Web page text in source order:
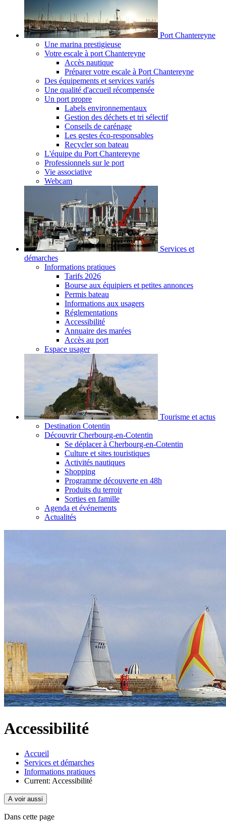
Port Chantereyne
Une marina prestigieuse
Votre escale à port Chantereyne
Accès nautique
Préparer votre escale à Port Chantereyne
Des équipements et services variés
Une qualité d'accueil récompensée
Un port propre
Labels environnementaux
Gestion des déchets et tri sélectif
Conseils de carénage
Les gestes éco-responsables
Recycler son bateau
L'équipe du Port Chantereyne
Professionnels sur le port
Vie associative
Webcam
Services et
démarches
Informations pratiques
Tarifs 2026
Bourse aux équipiers et petites annonces
Permis bateau
Informations aux usagers
Réglementations
Accessibilité
Annuaire des marées
Accès au port
Espace usager
Tourisme et actus
Destination Cotentin
Découvrir Cherbourg-en-Cotentin
Se déplacer à Cherbourg-en-Cotentin
Culture et sites touristiques
Activités nautiques
Shopping
Programme découverte en 48h
Produits du terroir
Sorties en famille
Agenda et événements
Actualités
Accessibilité
Accueil
Services et démarches
Informations pratiques
Current: Accessibilité
A voir aussi
Dans cette page